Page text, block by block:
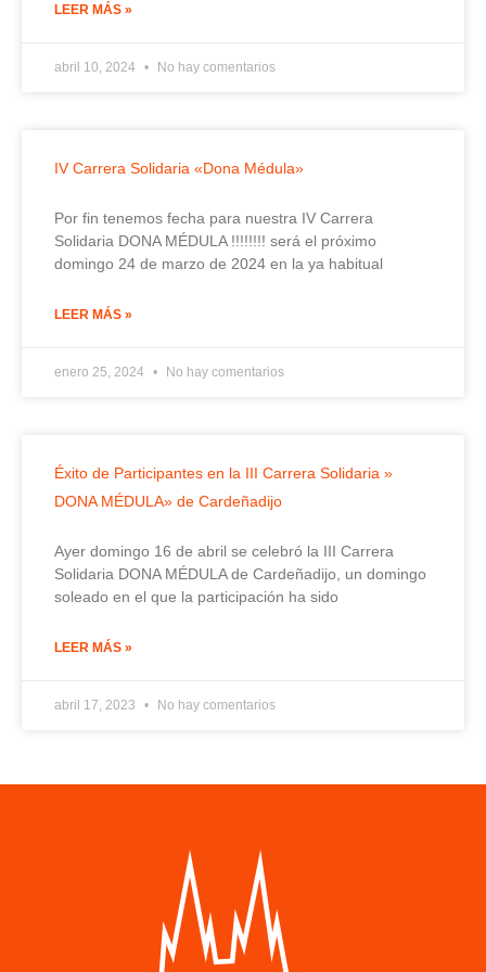
LEER MÁS »
abril 10, 2024 No hay comentarios
IV Carrera Solidaria «Dona Médula»
Por fin tenemos fecha para nuestra IV Carrera
Solidaria DONA MÉDULA !!!!!!!! será el próximo
domingo 24 de marzo de 2024 en la ya habitual
LEER MÁS »
enero 25, 2024 No hay comentarios
Éxito de Participantes en la III Carrera Solidaria »
DONA MÉDULA» de Cardeñadijo
Ayer domingo 16 de abril se celebró la III Carrera
Solidaria DONA MÉDULA de Cardeñadijo, un domingo
soleado en el que la participación ha sido
LEER MÁS »
abril 17, 2023 No hay comentarios